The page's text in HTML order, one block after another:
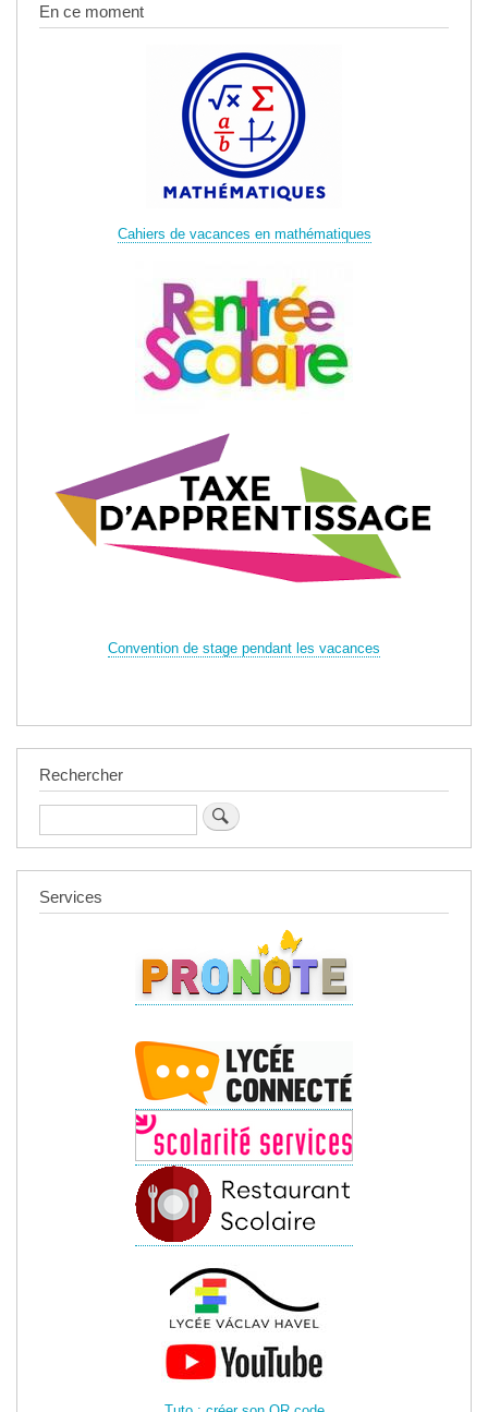
En ce moment
Cahiers de vacances en mathématiques
Convention de stage pendant les vacances
Rechercher
Services